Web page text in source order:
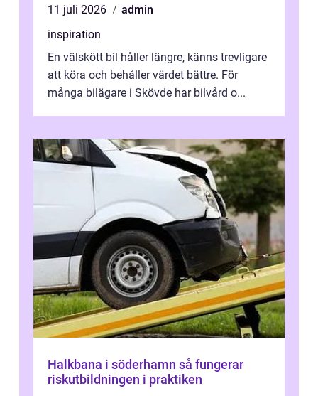
11 juli 2026
admin
inspiration
En välskött bil håller längre, känns trevligare
att köra och behåller värdet bättre. För
många bilägare i Skövde har bilvård o...
Halkbana i söderhamn så fungerar
riskutbildningen i praktiken